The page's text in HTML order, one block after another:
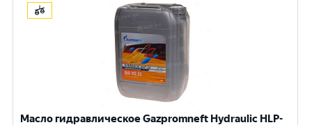
Масло гидравлическое Gazpromneft Hydraulic HLP-